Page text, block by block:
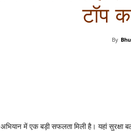
टॉप
By
में एक बड़ी सफलता मिली है। यहां सुरक्षा